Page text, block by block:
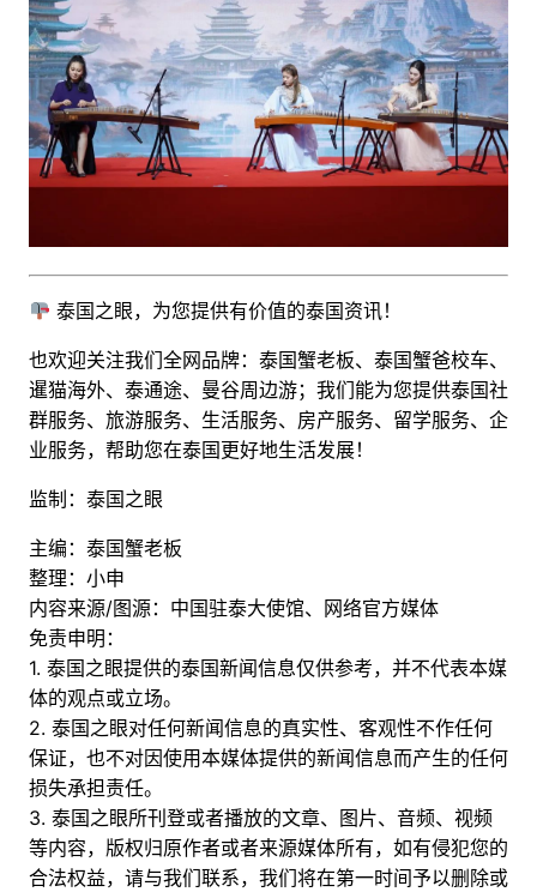
泰国之眼，为您提供有价值的泰国资讯！
也欢迎关注我们全网品牌：泰国蟹老板、泰国蟹爸校车、
暹猫海外、泰通途、曼谷周边游； 我们能为您提供泰国社
群服务、旅游服务、生活服务、 房产服务、留学服务、企
业服务，帮助您在泰国更好地生活发展！
监制：泰国之眼
主编：泰国蟹老板
整理：小申
内容来源/图源：中国驻泰大使馆、网络官方媒体
免责申明：
1. 泰国之眼提供的泰国新闻信息仅供参考，并不代表本媒
体的观点或立场。
2. 泰国之眼对任何新闻信息的真实性、客观性不作任何
保证，也不对因使用本媒体提供的新闻信息而产生的任何
损失承担责任。
3. 泰国之眼所刊登或者播放的文章、图片、音频、视频
等内容，版权归原作者或者来源媒体所有，如有侵犯您的
合法权益，请与我们联系，我们将在第一时间予以删除或